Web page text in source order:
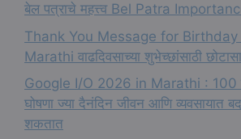
बेल पत्राचे महत्त्व Bel Patra
Thank You Message for Birthday
Marathi वाढदिवसाच्या शुभेच्छांसाठी
Google I/O 2026 in Marathi : 100
घोषणा ज्या दैनंदिन जीवन आणि
शकतात